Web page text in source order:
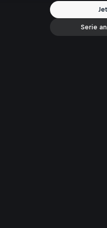
auf seine internationale
Wendungen geprägt war.
Serie